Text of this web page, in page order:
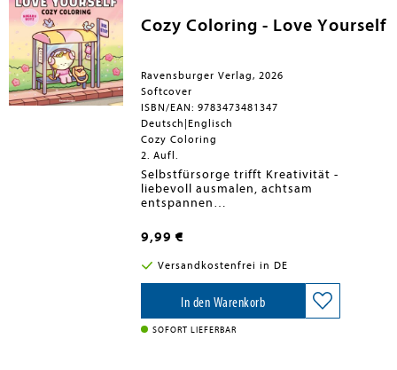
Cozy Coloring - Love Yourself
Ravensburger Verlag, 2026
Softcover
ISBN/EAN: 9783473481347
Deutsch|Englisch
Cozy Coloring
2. Aufl.
Selbstfürsorge trifft Kreativität -
liebevoll ausmalen, achtsam
entspannen
Details laden zum Ausmalen und
Abschalten ein. Dieses Malbuch für
Teenager und Erwachsene bietet
kreative Entspannung mit Achtsamkeit,
Selbstliebe und Stressabbau - ideal für
kleine Auszeiten im Alltag.
9,99 €
Versandkostenfrei in DE
In den Warenkorb
SOFORT LIEFERBAR